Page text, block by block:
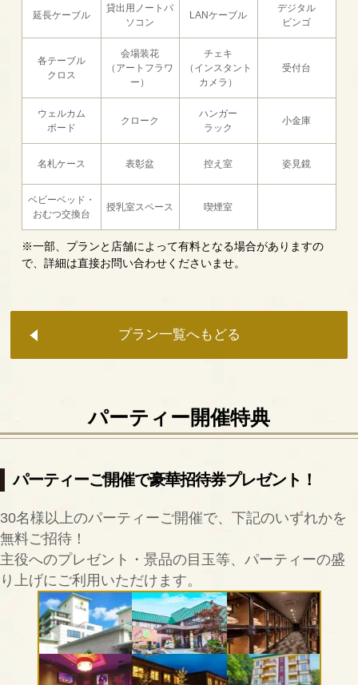
延長ケーブル
貸出用ノートパ
ソコン
LANケーブル
デジタル
ビンゴ
各テーブル
クロス
会場装花
（アートフラワ
ー）
チェキ
（インスタント
カメラ）
受付台
ウェルカム
ボード
クローク
ハンガー
ラック
小金庫
名札ケース 表彰盆 控え室 姿見鏡
ベビーベッド・
おむつ交換台
授乳室スペース 喫煙室
※一部、プランと店舗によって有料となる場合がありますの
で、詳細は直接お問い合わせくださいませ。
プラン一覧へもどる
パーティー開催特典
パーティーご開催で豪華招待券プレゼント！
30名様以上のパーティーご開催で、下記のいずれかを
無料ご招待！
主役へのプレゼント・景品の目玉等、パーティーの盛
り上げにご利用いただけます。